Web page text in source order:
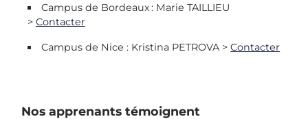
Campus de Bordeaux : Marie TAILLIEU
> Contacter
Campus de Nice : Kristina PETROVA >Contacter
Nos apprenants témoignent